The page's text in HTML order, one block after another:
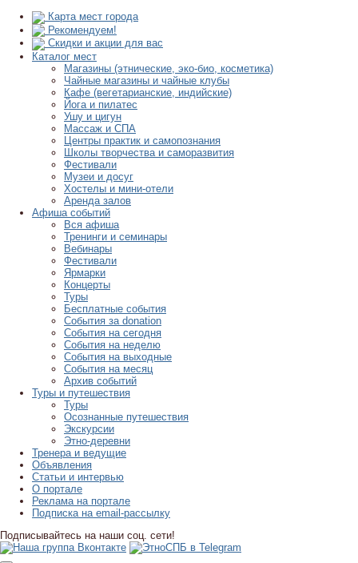
Карта мест города
Рекомендуем!
Скидки и акции для вас
Каталог мест
Магазины (этнические, эко-био, косметика)
Чайные магазины и чайные клубы
Кафе (вегетарианские, индийские)
Йога и пилатес
Ушу и цигун
Массаж и СПА
Центры практик и самопознания
Школы творчества и саморазвития
Фестивали
Музеи и досуг
Хостелы и мини-отели
Аренда залов
Афиша событий
Вся афиша
Тренинги и семинары
Вебинары
Фестивали
Ярмарки
Концерты
Туры
Бесплатные события
События за donation
События на сегодня
События на неделю
События на выходные
События на месяц
Архив событий
Туры и путешествия
Туры
Осознанные путешествия
Экскурсии
Этно-деревни
Тренера и ведущие
Объявления
Статьи и интервью
О портале
Реклама на портале
Подписка на email-рассылку
Подписывайтесь на наши соц. сети!